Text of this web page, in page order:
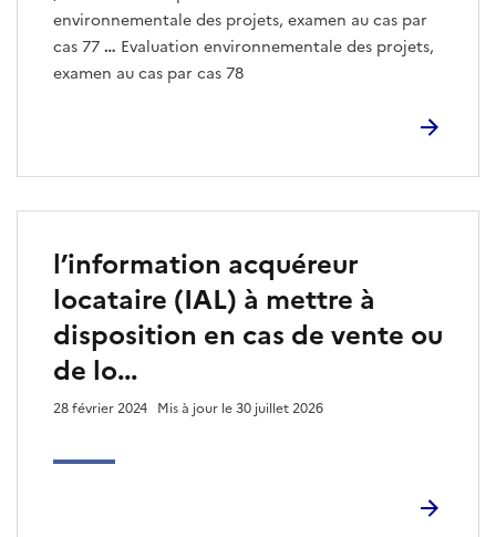
environnementale des projets, examen au cas par
cas 77… Evaluation environnementale des projets,
examen au cas par cas 78
l’information acquéreur
locataire (IAL) à mettre à
disposition en cas de vente ou
de lo...
28 février 2024 Mis à jour le 30 juillet 2026